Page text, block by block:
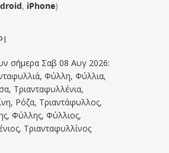
, iPhone)
σήμερα Σαβ 08 Αυγ 2026:
Φύλλη, Φύλλια,
Τριανταφυλλένια,
Ρόζα, Τριαντάφυλλος,
Φύλλης, Φύλλιος,
Τριανταφυλλίνος